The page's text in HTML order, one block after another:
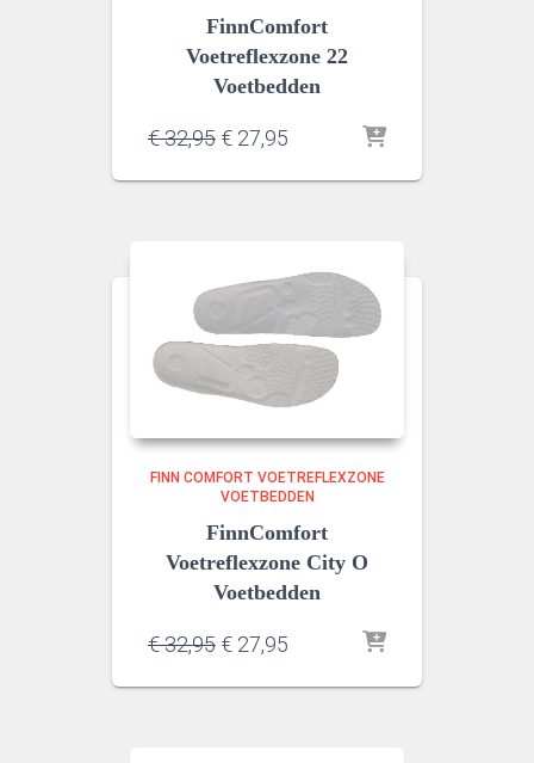
FinnComfort
Voetreflexzone 22
Voetbedden
€32,95 Oorspronkelijke
was:
€ 27,95
is:
FINN COMFORT VOETREFLEXZONE
VOETBEDDEN
FinnComfort
Voetreflexzone City O
Voetbedden
€32,95 Oorspronkelijke
was:
€ 27,95
is: